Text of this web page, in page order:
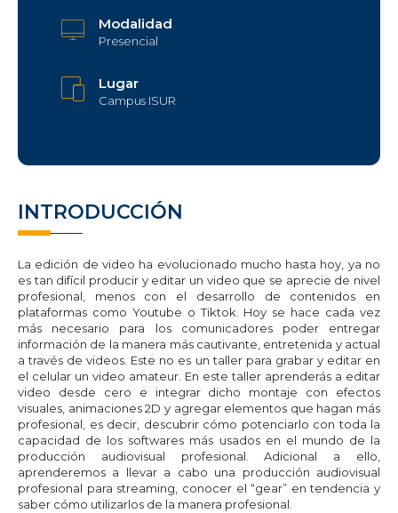
INTRODUCCIÓN
La edición de video ha evolucionado mucho hasta hoy, ya no
es tan difícil producir y editar un video que se aprecie de nivel
profesional, menos con el desarrollo de contenidos en
plataformas como Youtube o Tiktok. Hoy se hace cada vez
más necesario para los comunicadores poder entregar
información de la manera más cautivante, entretenida y actual
a través de videos. Este no es un taller para grabar y editar en
el celular un video amateur. En este taller aprenderás a editar
video desde cero e integrar dicho montaje con efectos
visuales, animaciones 2D y agregar elementos que hagan más
profesional, es decir, descubrir cómo potenciarlo con toda la
capacidad de los softwares más usados en el mundo de la
producción audiovisual profesional. Adicional a ello,
aprenderemos a llevar a cabo una producción audiovisual
profesional para streaming, conocer el “gear” en tendencia y
saber cómo utilizarlos de la manera profesional.
Modalidad
Presencial
Lugar
Campus ISUR